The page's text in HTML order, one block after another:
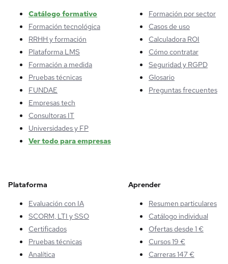
Catálogo formativo
Formación tecnológica
RRHH y formación
Plataforma LMS
Formación a medida
Pruebas técnicas
FUNDAE
Empresas tech
Consultoras IT
Universidades y FP
Ver todo para empresas
Formación por sector
Casos de uso
Calculadora ROI
Cómo contratar
Seguridad y RGPD
Glosario
Preguntas frecuentes
Plataforma
Evaluación con IA
SCORM, LTI y SSO
Certificados
Pruebas técnicas
Analítica
Aprender
Resumen particulares
Catálogo individual
Ofertas desde 1 €
Cursos 19 €
Carreras 147 €